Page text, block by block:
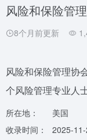
风险和保险管
8个月前更新
风险和保险管理协
个风险管理专业人
所在地：
美国
收录时间：
2025-